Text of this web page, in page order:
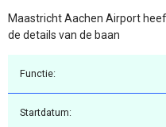
Maastricht Aachen Airport
de details van de baan
Functie:
Startdatum: